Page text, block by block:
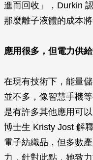
進而回收」，Durkin
那麼離子液體的成本
應用很多，但電力供
在現有技術下，能量
並不多，像智慧手機
是有許多其他應用可
博士生 Kristy Jost 解
電子紡織品，但多數
力，針對此點，她致